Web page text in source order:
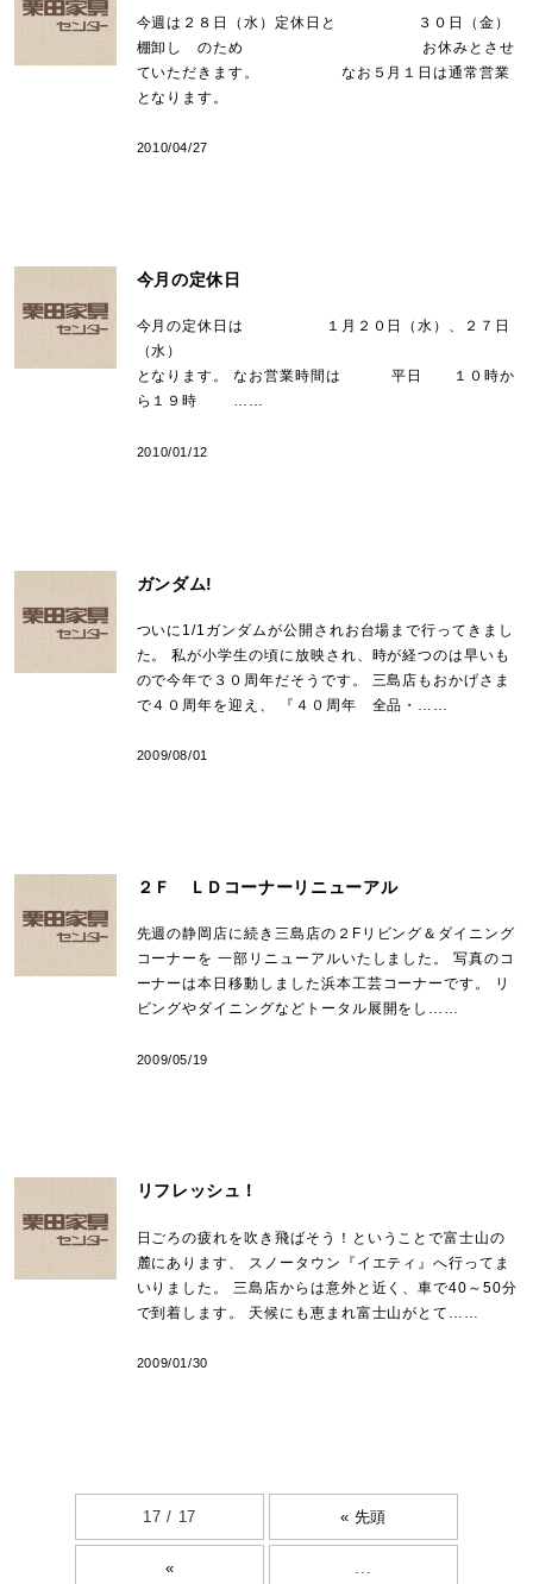
今週は２８日（水）定休日と ３０日（金）
棚卸し のため お休みとさせ
ていただきます。 なお５月１日は通常営業
となります。
2010/04/27
今月の定休日
今月の定休日は １月２０日（水）、２７日
（水）
となります。 なお営業時間は 平日 １０時か
ら１９時 ……
2010/01/12
ガンダム!
ついに1/1ガンダムが公開されお台場まで行ってきまし
た。 私が小学生の頃に放映され、時が経つのは早いも
ので今年で３０周年だそうです。 三島店もおかげさま
で４０周年を迎え、 『４０周年 全品・……
2009/08/01
２Ｆ ＬＤコーナーリニューアル
先週の静岡店に続き三島店の２Fリビング＆ダイニング
コーナーを 一部リニューアルいたしました。 写真のコ
ーナーは本日移動しました浜本工芸コーナーです。 リ
ビングやダイニングなどトータル展開をし……
2009/05/19
リフレッシュ！
日ごろの疲れを吹き飛ばそう！ということで富士山の
麓にあります、 スノータウン『イエティ』へ行ってま
いりました。 三島店からは意外と近く、車で40～50分
で到着します。 天候にも恵まれ富士山がとて……
2009/01/30
17 / 17 « 先頭
« ...